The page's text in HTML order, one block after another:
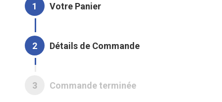
Votre Panier
1
Détails de Commande
2
Commande terminée
3